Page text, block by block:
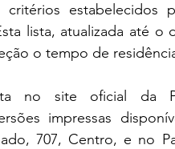
Trânsito Eleições
estabelecidos
lista, atualizada até o
o tempo de
no site oficial da
impressas
707, Centro, e no